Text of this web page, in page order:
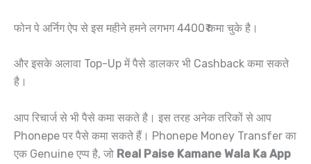
फोन पे अर्निग ऐप से इस महीने हमने लगभग 4400₹ कमा चुके है।
और इसके अलावा Top-Up में पैसे डालकर भी Cashback कमा सकते
है।
आप रिचार्ज से भी पैसे कमा सकते है। इस तरह अनेक तरिकों से आप
Phonepe पर पैसे कमा सकते हैं। Phonepe Money Transfer का
एक Genuine एप्प है, जो Real Paise Kamane Wala Ka App